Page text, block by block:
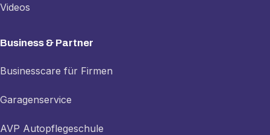
Videos
Business & Partner
Businesscare für Firmen
Garagenservice
AVP Autopflegeschule